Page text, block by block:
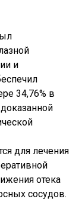
и
34,76% в
для лечения
отека
сосудов.